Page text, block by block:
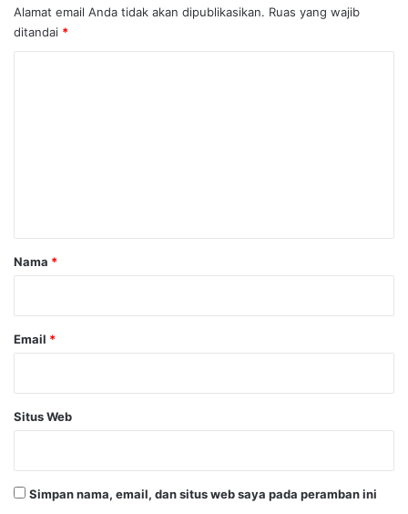
Alamat email Anda tidak akan dipublikasikan. Ruas yang wajib
ditandai *
rNama *
Email *
Situs Web
Simpan nama, email, dan situs web saya pada peramban ini